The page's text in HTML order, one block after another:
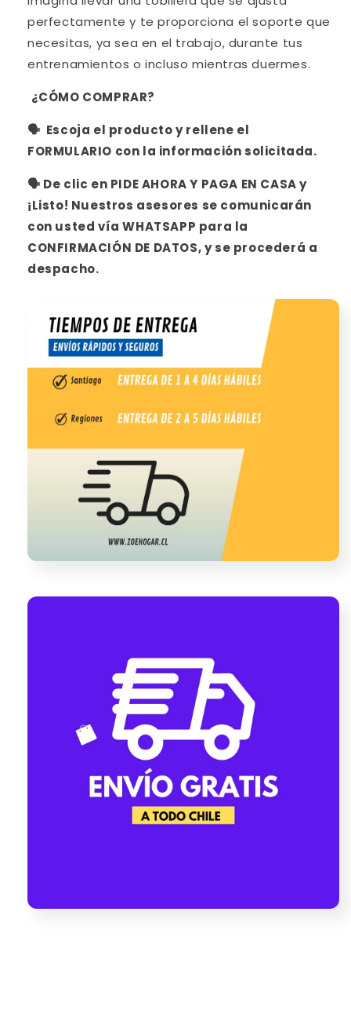
perfectamente y te proporciona el soporte que
necesitas, ya sea en el trabajo, durante tus
entrenamientos o incluso mientras duermes.
¿CÓMO COMPRAR?
🗣 Escoja el producto y rellene el
FORMULARIO con la información solicitada.
🗣 De clic en PIDE AHORA Y PAGA EN CASA y
¡Listo! Nuestros asesores se comunicarán
con usted vía WHATSAPP para la
CONFIRMACIÓN DE DATOS, y se procederá a
despacho.